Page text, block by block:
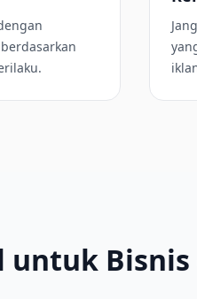
Bisnis